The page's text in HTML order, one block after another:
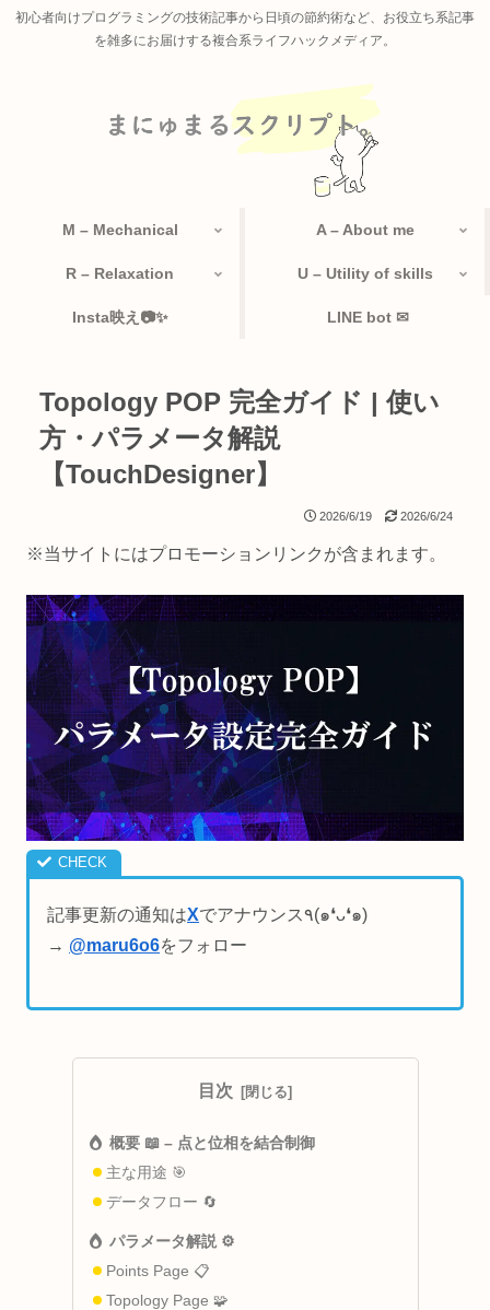
初心者向けプログラミングの技術記事から日頃の節約術など、お役立ち系記事
を雑多にお届けする複合系ライフハックメディア。
M – Mechanical A – About me
R – Relaxation U – Utility of skills
Insta映え📷✨ LINE bot ✉
Topology POP 完全ガイド | 使い
方・パラメータ解説
【TouchDesigner】
2026/6/19 2026/6/24
※当サイトにはプロモーションリンクが含まれます。
記事更新の通知はX
でアナウンス٩(๑❛ᴗ❛๑)
→ @maru6o6をフォロー
目次
概要 📖 – 点と位相を結合制御
主な用途 🎯
データフロー 🔄
パラメータ解説 ⚙️
Points Page 📋
Topology Page 🧩